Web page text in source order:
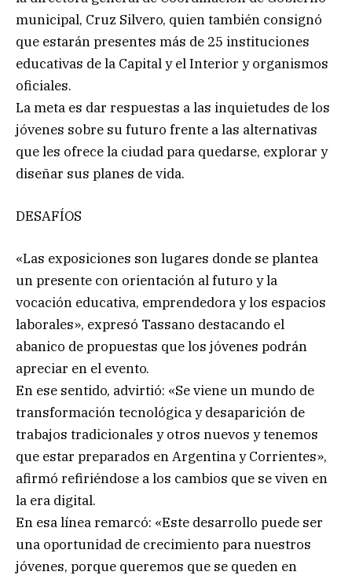
municipal, Cruz Silvero, quien también consignó
que estarán presentes más de 25 instituciones
educativas de la Capital y el Interior y organismos
oficiales.
La meta es dar respuestas a las inquietudes de los
jóvenes sobre su futuro frente a las alternativas
que les ofrece la ciudad para quedarse, explorar y
diseñar sus planes de vida.
DESAFÍOS
«Las exposiciones son lugares donde se plantea
un presente con orientación al futuro y la
vocación educativa, emprendedora y los espacios
laborales», expresó Tassano destacando el
abanico de propuestas que los jóvenes podrán
apreciar en el evento.
En ese sentido, advirtió: «Se viene un mundo de
transformación tecnológica y desaparición de
trabajos tradicionales y otros nuevos y tenemos
que estar preparados en Argentina y Corrientes»,
afirmó refiriéndose a los cambios que se viven en
la era digital.
En esa línea remarcó: «Este desarrollo puede ser
una oportunidad de crecimiento para nuestros
jóvenes, porque queremos que se queden en